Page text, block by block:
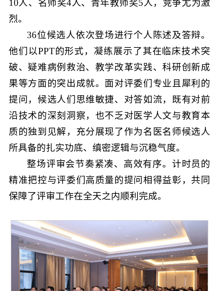
10人、名师奖4人、青年教师奖5人，竞争尤为激
烈。
36位候选人依次登场进行个人陈述及答辩。
他们以PPT的形式，凝练展示了其在临床技术突
破、疑难病例救治、教学改革实践、科研创新成
果等方面的突出成就。面对评委们专业且犀利的
提问，候选人们思维敏捷、对答如流，既有对前
沿技术的深刻洞察，也不乏对医学人文与教育本
质的独到见解，充分展现了作为名医名师候选人
所具备的扎实功底、缜密逻辑与沉稳气度。
整场评审会节奏紧凑、高效有序。计时员的
精准把控与评委们高质量的提问相得益彰，共同
保障了评审工作在全天之内顺利完成。